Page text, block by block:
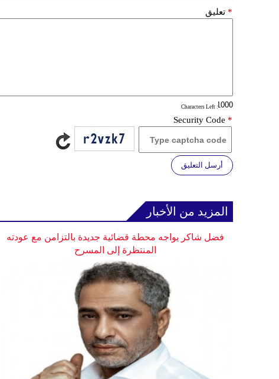
تعليق *
: Characters Left
Security Code *
أرسل التعليق
المزيد من الأخبار
فضل شاكر يواجه محطة قضائية جديدة بالتزامن مع عودته
المنتظرة إلى المسرح